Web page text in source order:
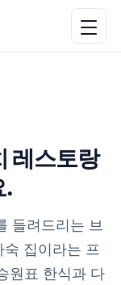
레스토랑
.
들려드리는 브
집이라는 프
원표 한식과 다